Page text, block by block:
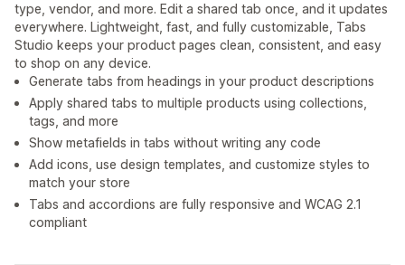
type, vendor, and more. Edit a shared tab once, and it updates
everywhere. Lightweight, fast, and fully customizable, Tabs
Studio keeps your product pages clean, consistent, and easy
to shop on any device.
Generate tabs from headings in your product descriptions
Apply shared tabs to multiple products using collections,
tags, and more
Show metafields in tabs without writing any code
Add icons, use design templates, and customize styles to
match your store
Tabs and accordions are fully responsive and WCAG 2.1
compliant